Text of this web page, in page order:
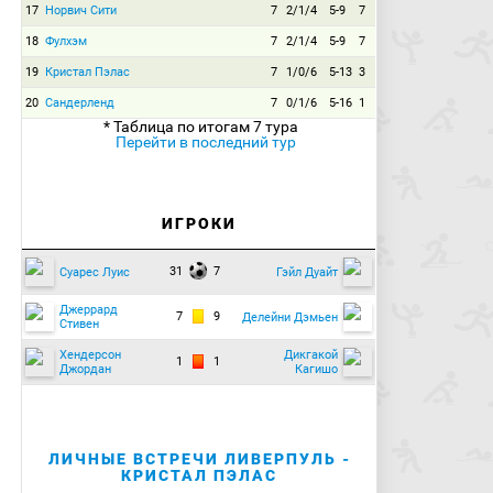
17 Норвич Сити 7 2/1/4 5-9 7
18 Фулхэм 7 2/1/4 5-9 7
19 Кристал Пэлас 7 1/0/6 5-13 3
20 Сандерленд 7 0/1/6 5-16 1
* Таблица по итогам 7 тура
Перейти в последний тур
ИГРОКИ
Суарес Луис 31 7 Гэйл Дуайт
Джеррард
Стивен
7 9 Делейни Дэмьен
Хендерсон
Джордан
1 1
Дикгакой
Кагишо
ЛИЧНЫЕ ВСТРЕЧИ ЛИВЕРПУЛЬ -
КРИСТАЛ ПЭЛАС